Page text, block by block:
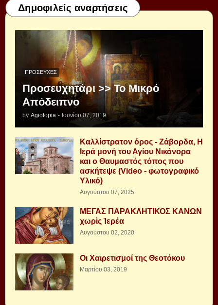
Δημοφιλείς αναρτήσεις
ΠΡΟΣΕΥΧΈΣ
Προσευχητάρι >> Το Μικρό
Απόδειπνο
by Agiotopia - Ιουνίου 07, 2019
Καλλίστρατον όρος - Ζάβορδα, Η
Ιερά μονή του Αγίου Νικάνορα
και ο Θαυμαστός τόπος που
ασκήτεψε (Video - φωτογραφικό
Υλικό)
Αυγούστου 07, 2025
ΜΕΓΑΣ ΠΑΡΑΚΛΗΤΙΚΟΣ ΚΑΝΩΝ
χωρὶς Ἱερέα
Αυγούστου 02, 2020
Οι Χαιρετισμοί της Θεοτόκου
Μαρτίου 03, 2019